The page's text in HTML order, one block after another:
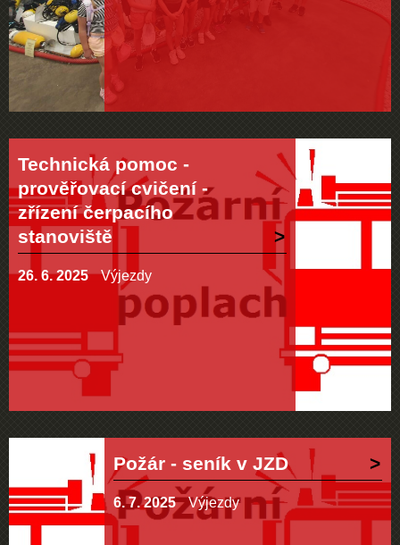
Technická pomoc -
prověřovací cvičení -
zřízení čerpacího
stanoviště
26. 6. 2025 Výjezdy
Požár - seník v JZD
6. 7. 2025 Výjezdy